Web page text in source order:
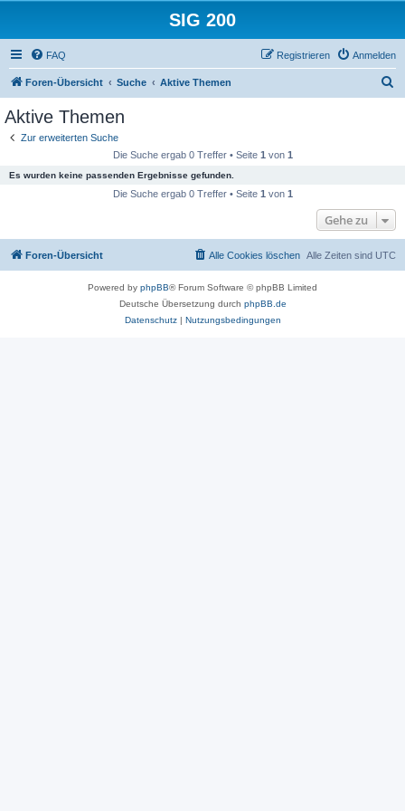
SIG 200
FAQ Anmelden
Registrieren
Foren-Übersicht Suche Aktive Themen
Aktive Themen
Zur erweiterten Suche
Die Suche ergab 0 Treffer • Seite 1 von 1
Es wurden keine passenden Ergebnisse gefunden.
Die Suche ergab 0 Treffer • Seite 1 von 1
Gehe zu
Foren-Übersicht Alle Zeiten sind UTC
Alle Cookies löschen
Powered by phpBB® Forum Software © phpBB Limited
Deutsche Übersetzung durch phpBB.de
Datenschutz| Nutzungsbedingungen